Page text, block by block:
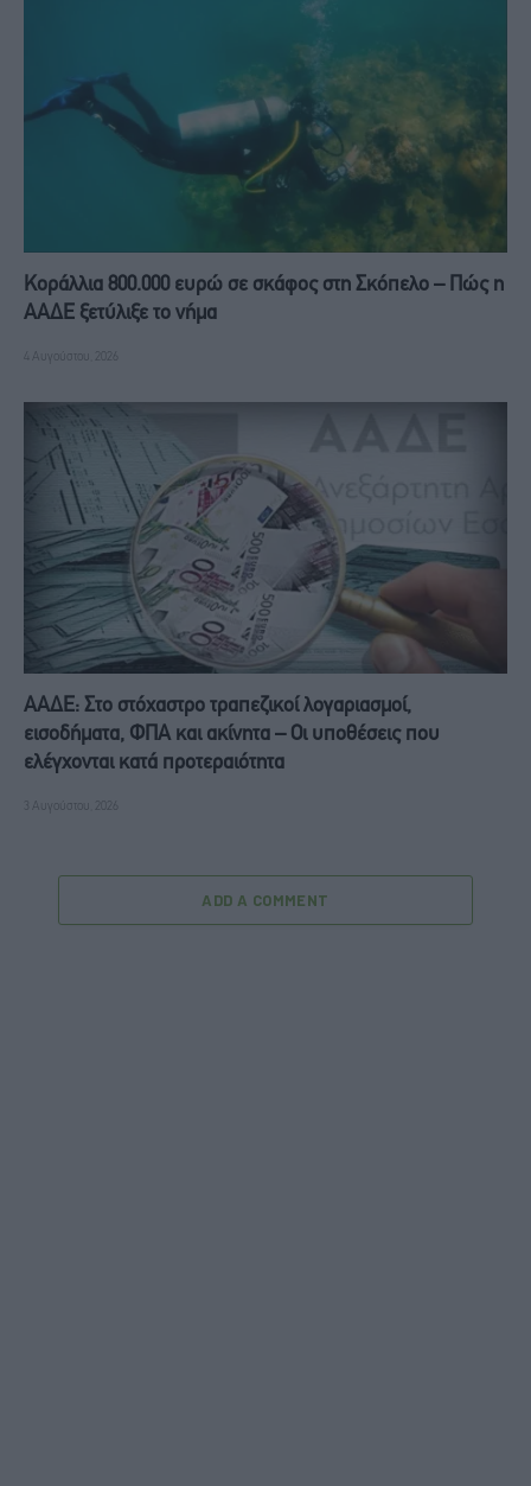
Κοράλλια 800.000 ευρώ σε σκάφος στη Σκόπελο – Πώς η
ΑΑΔΕ ξετύλιξε το νήμα
4 Αυγούστου, 2026
ΑΑΔΕ: Στο στόχαστρο τραπεζικοί λογαριασμοί,
εισοδήματα, ΦΠΑ και ακίνητα – Οι υποθέσεις που
ελέγχονται κατά προτεραιότητα
3 Αυγούστου, 2026
ADD A COMMENT